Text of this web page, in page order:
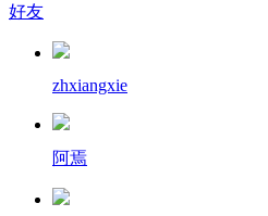
好友
zhxiangxie
阿焉